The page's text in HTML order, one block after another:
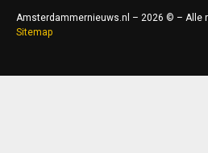
Amsterdammernieuws.nl – 2026 © – Alle
Sitemap